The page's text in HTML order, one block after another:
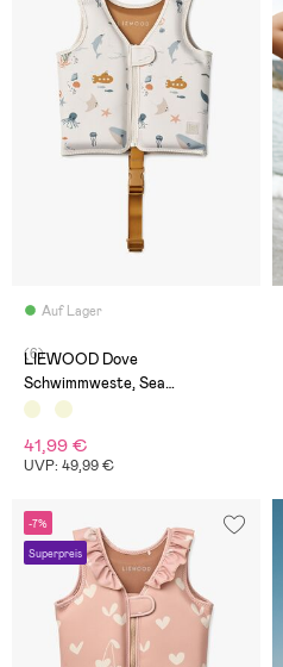
Auf Lager
(6)
LIEWOOD Dove
Schwimmweste, Sea
Creature/Sandy
41,99 €
UVP: 49,99 €
-7%
Superpreis